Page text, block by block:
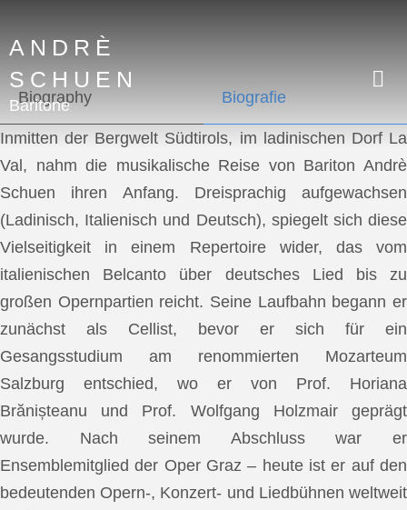
ANDRÈ
SCHUEN
Baritone
Biography Biografie
Inmitten der Bergwelt Südtirols, im ladinischen Dorf La
Val, nahm die musikalische Reise von Bariton Andrè
Schuen ihren Anfang. Dreisprachig aufgewachsen
(Ladinisch, Italienisch und Deutsch), spiegelt sich diese
Vielseitigkeit in einem Repertoire wider, das vom
italienischen Belcanto über deutsches Lied bis zu
großen Opernpartien reicht. Seine Laufbahn begann er
zunächst als Cellist, bevor er sich für ein
Gesangsstudium am renommierten Mozarteum
Salzburg entschied, wo er von Prof. Horiana
Brănișteanu und Prof. Wolfgang Holzmair geprägt
wurde. Nach seinem Abschluss war er
Ensemblemitglied der Oper Graz – heute ist er auf den
bedeutenden Opern-, Konzert- und Liedbühnen weltweit